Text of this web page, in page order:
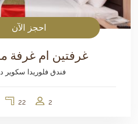
احجز الآن
غرفتين ام غرفة
فندق فلوريدا سكوير
2
22